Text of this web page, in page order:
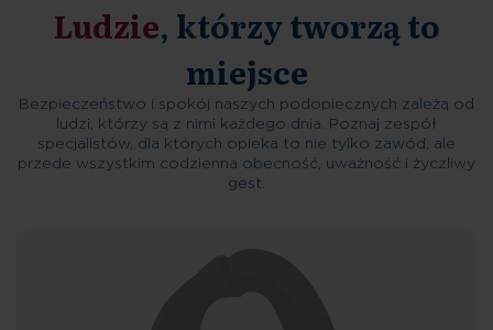
Ludzie, którzy tworzą to
miejsce
Bezpieczeństwo i spokój naszych podopiecznych zależą od
ludzi, którzy są z nimi każdego dnia. Poznaj zespół
specjalistów, dla których opieka to nie tylko zawód, ale
przede wszystkim codzienna obecność, uważność i życzliwy
gest.